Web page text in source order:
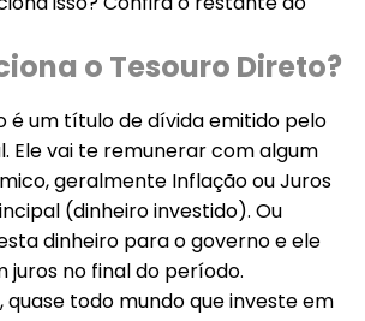
o Tesouro Direto?
é um título de dívida emitido pelo
Ele vai te remunerar com algum
geralmente Inflação ou Juros
(dinheiro investido). Ou
dinheiro para o governo e ele
juros no final do período.
todo mundo que investe em